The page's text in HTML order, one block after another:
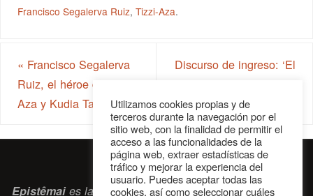
Francisco Segalerva Ruiz,Tizzi-Aza.
« Francisco Segalerva
Ruiz, el héroe de Tizzi
Aza y Kudia Tahar
Discurso de ingreso: ‘El
Bourget versus Baroja’
Epistêmaies la revista digital de la Sociedad Erasmiana
Utilizamos cookies propias y de
terceros durante la navegación por el
sitio web, con la finalidad de permitir el
acceso a las funcionalidades de la
página web, extraer estadísticas de
tráfico y mejorar la experiencia del
usuario. Puedes aceptar todas las
cookies, así como seleccionar cuáles